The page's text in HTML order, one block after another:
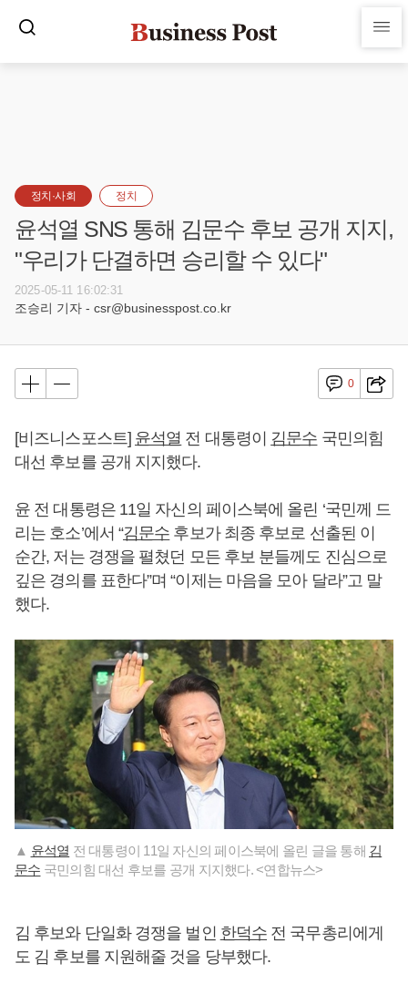
정치·사회 정치
윤석열 SNS 통해 김문수 후보 공개 지지,
"우리가 단결하면 승리할 수 있다"
2025-05-11 16:02:31
조승리 기자 - csr@businesspost.co.kr
0
[비즈니스포스트] 윤석열 전 대통령이 김문수 국민의힘
대선 후보를 공개 지지했다.
윤 전 대통령은 11일 자신의 페이스북에 올린 ‘국민께 드
리는 호소’에서 “김문수 후보가 최종 후보로 선출된 이
순간, 저는 경쟁을 펼쳤던 모든 후보 분들께도 진심으로
깊은 경의를 표한다”며 “이제는 마음을 모아 달라”고 말
했다.
▲ 윤석열 전 대통령이 11일 자신의 페이스북에 올린 글을 통해 김
문수 국민의힘 대선 후보를 공개 지지했다. <연합뉴스>
김 후보와 단일화 경쟁을 벌인 한덕수 전 국무총리에게
도 김 후보를 지원해줄 것을 당부했다.